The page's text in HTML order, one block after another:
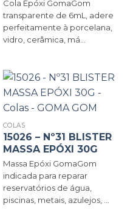
Cola Epóxi GomaGom
transparente de 6mL, adere
perfeitamente à porcelana,
vidro, cerâmica, má...
COLAS
15026 – Nº31 BLISTER
MASSA EPÓXI 30G
Massa Epóxi GomaGom
indicada para reparar
reservatórios de água,
piscinas, metais, azulejos, ...